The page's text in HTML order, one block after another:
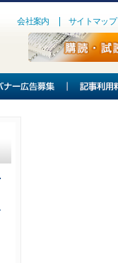
会社案内 サイトマップ